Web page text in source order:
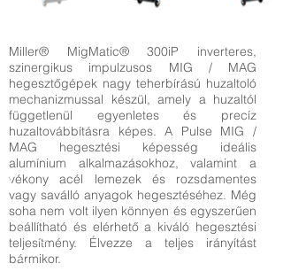
Miller® MigMatic® 300iP inverteres,
szinergikus impulzusos MIG / MAG
hegesztőgépek nagy teherbírású huzaltoló
mechanizmussal készül, amely a huzaltól
függetlenül egyenletes és precíz
huzaltovábbításra képes. A Pulse MIG /
MAG hegesztési képesség ideális
alumínium alkalmazásokhoz, valamint a
vékony acél lemezek és rozsdamentes
vagy saválló anyagok hegesztéséhez. Még
soha nem volt ilyen könnyen és egyszerűen
beállítható és elérhető a kiváló hegesztési
teljesítmény. Élvezze a teljes irányítást
bármikor.